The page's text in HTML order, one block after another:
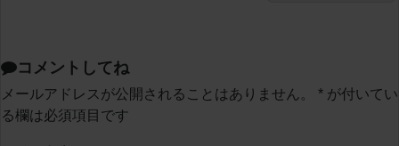
コメントしてね
メールアドレスが公開されることはありません。 * が付いてい
る欄は必須項目です